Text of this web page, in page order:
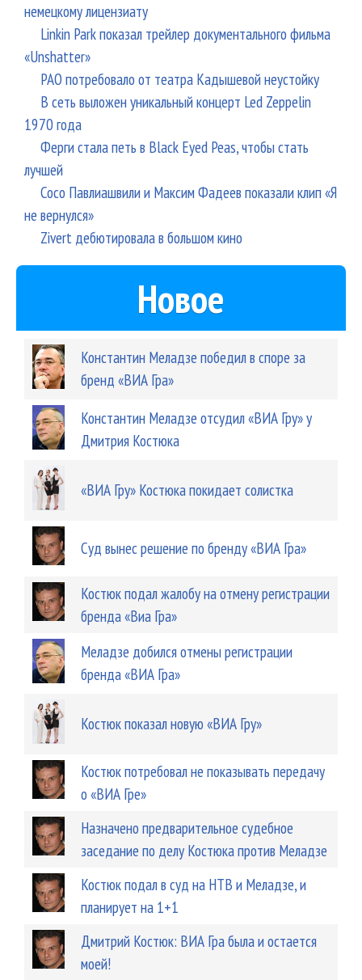
немецкому лицензиату
Linkin Park показал трейлер документального фильма
«Unshatter»
РАО потребовало от театра Кадышевой неустойку
В сеть выложен уникальный концерт Led Zeppelin
1970 года
Ферги стала петь в Black Eyed Peas, чтобы стать
лучшей
Сосо Павлиашвили и Максим Фадеев показали клип «Я
не вернулся»
Zivert дебютировала в большом кино
Новое
Константин Меладзе победил в споре за
бренд «ВИА Гра»
Константин Меладзе отсудил «ВИА Гру» у
Дмитрия Костюка
«ВИА Гру» Костюка покидает солистка
Суд вынес решение по бренду «ВИА Гра»
Костюк подал жалобу на отмену регистрации
бренда «Виа Гра»
Меладзе добился отмены регистрации
бренда «ВИА Гра»
Костюк показал новую «ВИА Гру»
Костюк потребовал не показывать передачу
о «ВИА Гре»
Назначено предварительное судебное
заседание по делу Костюка против Меладзе
Костюк подал в суд на НТВ и Меладзе, и
планирует на 1+1
Дмитрий Костюк: ВИА Гра была и остается
моей!